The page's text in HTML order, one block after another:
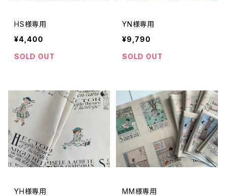
HS様専用
¥4,400
SOLD OUT
YN様専用
¥9,790
SOLD OUT
YH様専用
MM様専用